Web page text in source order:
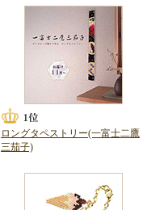
ロングタペストリー(一富士二鷹
三茄子)